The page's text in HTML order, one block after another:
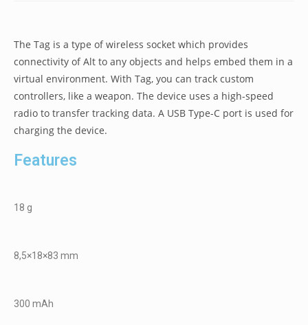
The Tag is a type of wireless socket which provides
connectivity of Alt to any objects and helps embed them in a
virtual environment. With Tag, you can track custom
controllers, like a weapon. The device uses a high-speed
radio to transfer tracking data. A USB Type-C port is used for
charging the device.
Features
18 g
8,5×18×83 mm
300 mAh